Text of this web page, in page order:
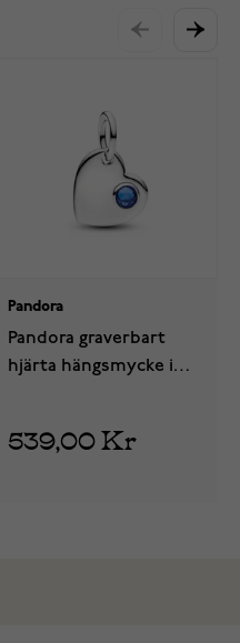
Pandora
Pandora graverbart
hjärta hängsmycke i
539,00 Kr